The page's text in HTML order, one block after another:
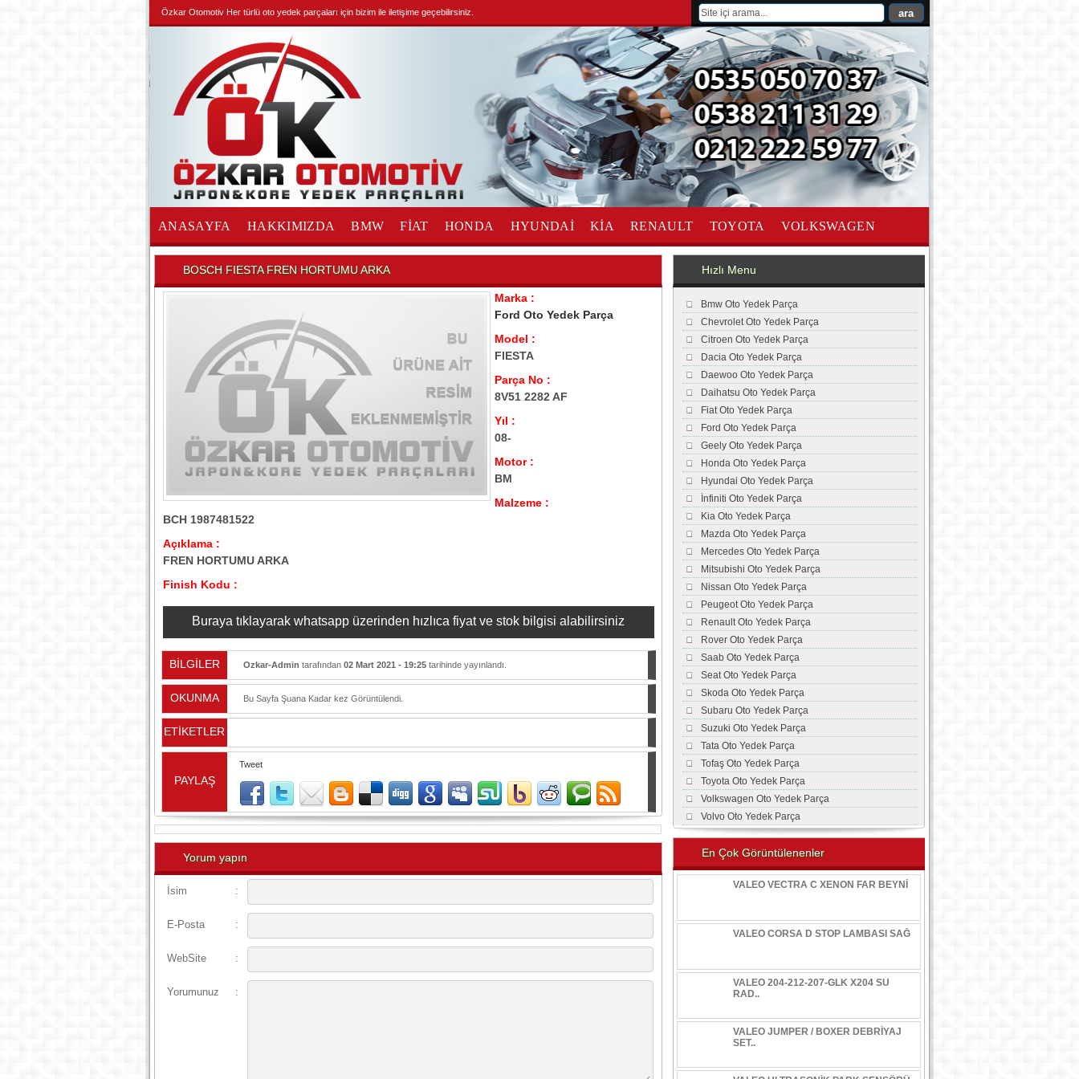
Özkar Otomotiv Her türlü oto yedek parçaları için bizim ile iletişime geçebilirsiniz.
ANASAYFA HAKKIMIZDA BMW FİAT HONDA HYUNDAİ KİA RENAULT TOYOTA VOLKSWAGEN
İLETİŞİM
BOSCH FIESTA FREN HORTUMU ARKA
Marka :
Ford Oto Yedek Parça
Model :
FIESTA
Parça No :
8V51 2282 AF
Yıl :
08-
Motor :
BM
Malzeme :
BCH 1987481522
Açıklama :
FREN HORTUMU ARKA
Finish Kodu :
Buraya tıklayarak whatsapp üzerinden hızlıca fiyat ve stok bilgisi alabilirsiniz
BİLGİLER Ozkar-Admin tarafından 02 Mart 2021 - 19:25tarihinde yayınlandı.
OKUNMA Bu Sayfa Şuana Kadar kez Görüntülendi.
ETİKETLER
PAYLAŞ
Tweet
Yorum yapın
İsim :
E-Posta :
WebSite :
Yorumunuz :
Hızlı Menu
Bmw Oto Yedek Parça
Chevrolet Oto Yedek Parça
Citroen Oto Yedek Parça
Dacia Oto Yedek Parça
Daewoo Oto Yedek Parça
Daihatsu Oto Yedek Parça
Fiat Oto Yedek Parça
Ford Oto Yedek Parça
Geely Oto Yedek Parça
Honda Oto Yedek Parça
Hyundai Oto Yedek Parça
İnfiniti Oto Yedek Parça
Kia Oto Yedek Parça
Mazda Oto Yedek Parça
Mercedes Oto Yedek Parça
Mitsubishi Oto Yedek Parça
Nissan Oto Yedek Parça
Peugeot Oto Yedek Parça
Renault Oto Yedek Parça
Rover Oto Yedek Parça
Saab Oto Yedek Parça
Seat Oto Yedek Parça
Skoda Oto Yedek Parça
Subaru Oto Yedek Parça
Suzuki Oto Yedek Parça
Tata Oto Yedek Parça
Tofaş Oto Yedek Parça
Toyota Oto Yedek Parça
Volkswagen Oto Yedek Parça
Volvo Oto Yedek Parça
En Çok Görüntülenenler
VALEO VECTRA C XENON FAR BEYNİ
VALEO CORSA D STOP LAMBASI SAĞ
VALEO 204-212-207-GLK X204 SU
RAD..
VALEO JUMPER / BOXER DEBRİYAJ
SET..